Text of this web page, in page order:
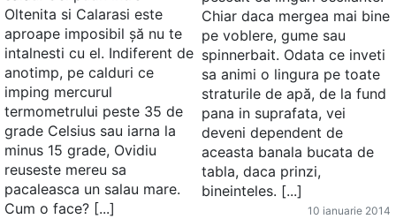
Oltenita si Calarasi este
aproape imposibil șă nu te
intalnesti cu el. Indiferent de
anotimp, pe calduri ce
imping mercurul
termometrului peste 35 de
grade Celsius sau iarna la
minus 15 grade, Ovidiu
reuseste mereu sa
pacaleasca un salau mare.
Cum o face? [...]
Chiar daca mergea mai bine
pe voblere, gume sau
spinnerbait. Odata ce inveti
sa animi o lingura pe toate
straturile de apă, de la fund
pana in suprafata, vei
deveni dependent de
aceasta banala bucata de
tabla, daca prinzi,
bineinteles. [...]
10 ianuarie 2014